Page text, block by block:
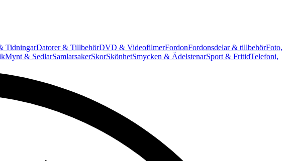
TidningarDatorer & TillbehörDVD & VideofilmerFordonFordonsdelar & tillbehörFoto,
Mynt & SedlarSamlarsakerSkorSkönhetSmycken & ÄdelstenarSport & FritidTelefoni,